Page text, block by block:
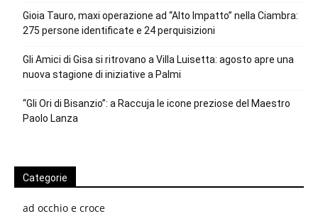
Gioia Tauro, maxi operazione ad “Alto Impatto” nella Ciambra:
275 persone identificate e 24 perquisizioni
Gli Amici di Gisa si ritrovano a Villa Luisetta: agosto apre una
nuova stagione di iniziative a Palmi
“Gli Ori di Bisanzio”: a Raccuja le icone preziose del Maestro
Paolo Lanza
Categorie
ad occhio e croce